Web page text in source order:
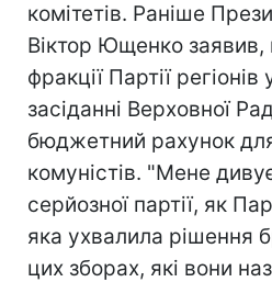
комітетів. Раніше
Віктор Ющенко
фракції Партії
засіданні Верховної
бюджетний рахунок для
комуністів. "Мене
серйозної партії, як
яка ухвалила рішення
цих зборах, які вони